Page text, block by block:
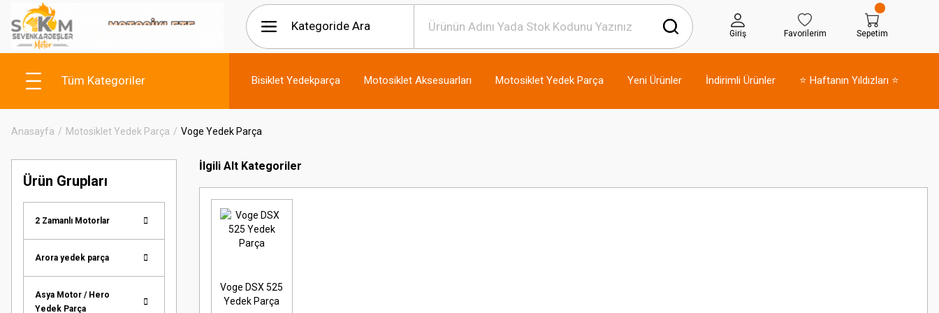
Giriş Favorilerim Sepetim
Tüm Kategoriler Bisiklet Yedekparça Motosiklet Aksesuarları Motosiklet Yedek Parça Yeni Ürünler İndirimli Ürünler ⭐ Haftanın Yıldızları ⭐
Anasayfa Motosiklet Yedek Parça Voge Yedek Parça
Ürün Grupları
2 Zamanlı Motorlar
Arora yedek parça
Asya Motor / Hero
Yedek Parça
İlgili Alt Kategoriler
Voge DSX 525
Yedek Parça